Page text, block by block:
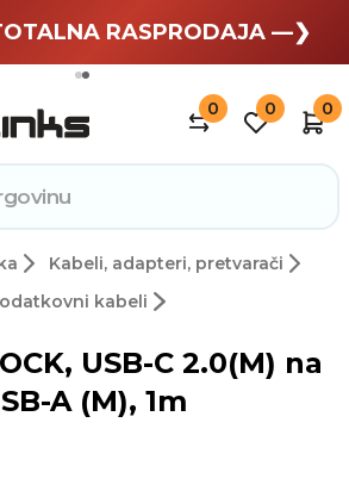
odmor —❯
RASPRODAJA —❯
0 0 0
Kabeli, adapteri, pretvarači
kabeli
USB-C 2.0(M) na
A (M), 1m